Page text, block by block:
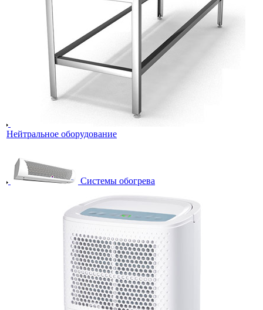
Нейтральное оборудование
Системы обогрева